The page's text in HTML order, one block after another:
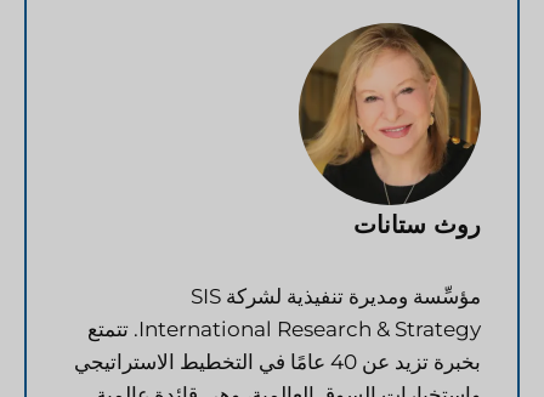
روث ستانات
مؤسِّسة ومديرة تنفيذية لشركة SIS
International Research & Strategy. تتمتع
بخبرة تزيد عن 40 عامًا في التخطيط الاستراتيجي